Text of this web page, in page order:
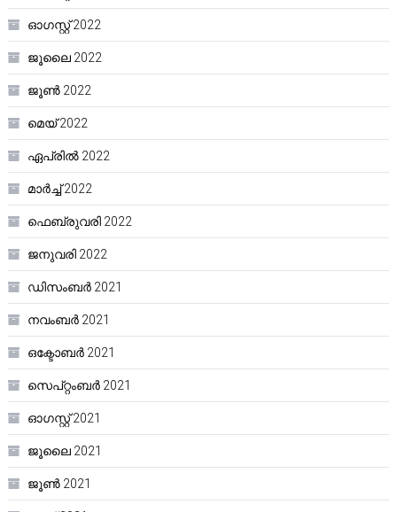
ഓഗസ്റ്റ്‌ 2022
ജൂലൈ 2022
ജൂൺ 2022
മെയ്‌ 2022
ഏപ്രിൽ 2022
മാർച്ച്‌ 2022
ഫെബ്രുവരി 2022
ജനുവരി 2022
ഡിസംബർ 2021
നവംബർ 2021
ഒക്ടോബർ 2021
സെപ്റ്റംബർ 2021
ഓഗസ്റ്റ്‌ 2021
ജൂലൈ 2021
ജൂൺ 2021